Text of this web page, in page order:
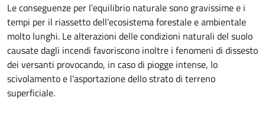
Le conseguenze per l’equilibrio naturale sono gravissime e i
tempi per il riassetto dell’ecosistema forestale e ambientale
molto lunghi. Le alterazioni delle condizioni naturali del suolo
causate dagli incendi favoriscono inoltre i fenomeni di dissesto
dei versanti provocando, in caso di piogge intense, lo
scivolamento e l'asportazione dello strato di terreno
superficiale.